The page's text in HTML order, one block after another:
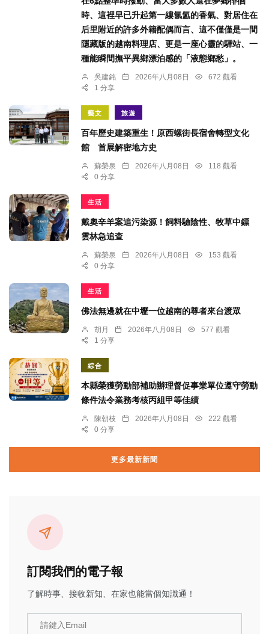
時、這裡早已升起第一縷氤氳的香氣、對居住在
后里附近的許多外籍配偶而言、這不僅僅是一間
隱藏版的越南料理店、更是一座心靈的驛站、一
種能瞬間撫平異鄉漂泊感的「液態鄉愁」。
吳建銘 2026年八月08日
672 觀看
1 分享
藝文 旅遊
百年歷史建築重生！原西螺街長宿舍轉型文化
館 首展解密地方史
蘇榮泉 2026年八月08日
118 觀看
0 分享
生活
戴奧辛羊案追污染源！飼料驗陰性、牧草中鏢
雲林急追查
蘇榮泉 2026年八月08日
153 觀看
0 分享
生活
佛法無邊就在中壢一位越南的尊者來台渡眾
胡月 2026年八月08日
577 觀看
1 分享
綜合
本縣榮獲勞動部補助辦理督促事業單位遵守勞動
條件法令業務考核丙組甲等佳績
陳朝枝 2026年八月08日
222 觀看
0 分享
更多最新新聞
訂閱我們的電子報
了解時事、接收新知、在家也能當個知識通！
請鍵入Email